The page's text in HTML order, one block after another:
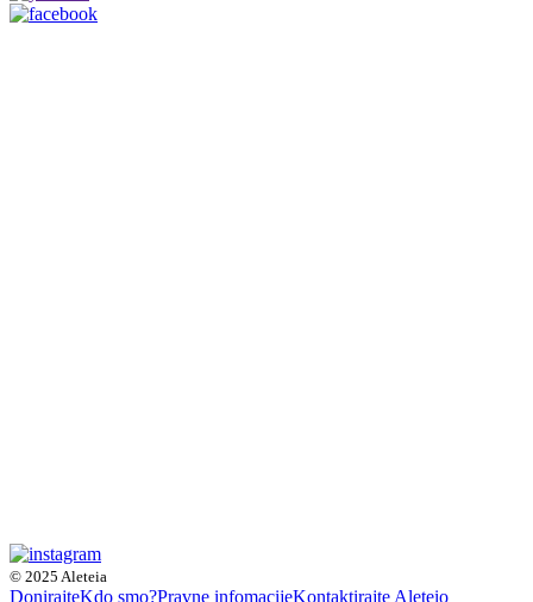
© 2025 Aleteia
DonirajteKdo smo?Pravne infomacijeKontaktirajte Aleteio